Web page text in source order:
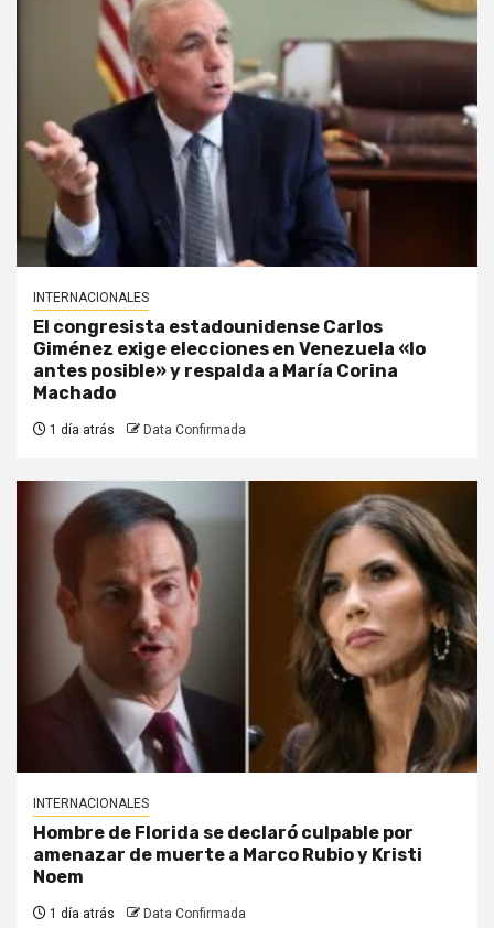
INTERNACIONALES
El congresista estadounidense Carlos
Giménez exige elecciones en Venezuela «lo
antes posible» y respalda a María Corina
Machado
1 día atrás Data Confirmada
INTERNACIONALES
Hombre de Florida se declaró culpable por
amenazar de muerte a Marco Rubio y Kristi
Noem
1 día atrás Data Confirmada